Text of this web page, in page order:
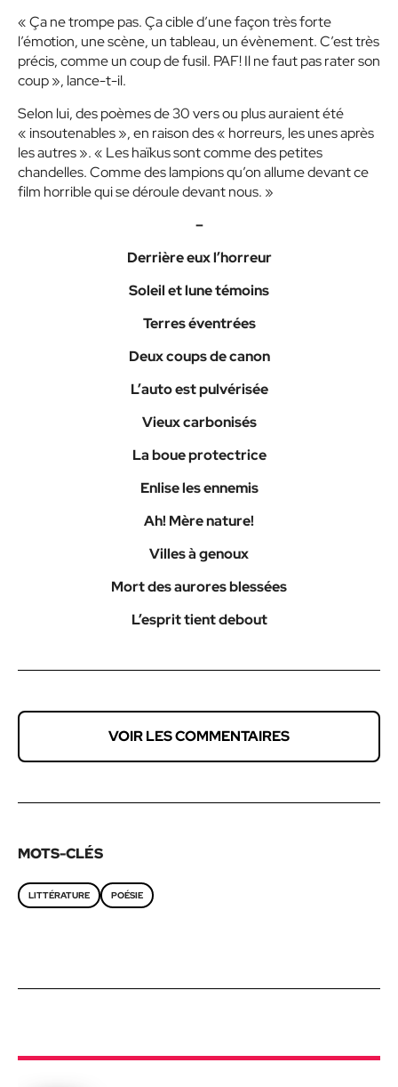
« Ça ne trompe pas. Ça cible d’une façon très forte
l’émotion, une scène, un tableau, un évènement. C’est très
précis, comme un coup de fusil. PAF! Il ne faut pas rater son
coup », lance-t-il.
Selon lui, des poèmes de 30 vers ou plus auraient été
« insoutenables », en raison des « horreurs, les unes après
les autres ». « Les haïkus sont comme des petites
chandelles. Comme des lampions qu’on allume devant ce
film horrible qui se déroule devant nous. »
–
Derrière eux l’horreur
Soleil et lune témoins
Terres éventrées
Deux coups de canon
L’auto est pulvérisée
Vieux carbonisés
La boue protectrice
Enlise les ennemis
Ah! Mère nature!
Villes à genoux
Mort des aurores blessées
L’esprit tient debout
VOIR LES COMMENTAIRES
MOTS-CLÉS
LITTÉRATURE POÉSIE